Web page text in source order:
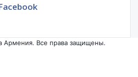
Все права защищены.